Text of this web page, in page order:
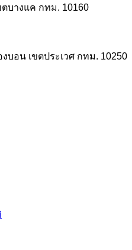
ตบางแค กทม. 10160
บอน เขตประเวศ กทม. 10250